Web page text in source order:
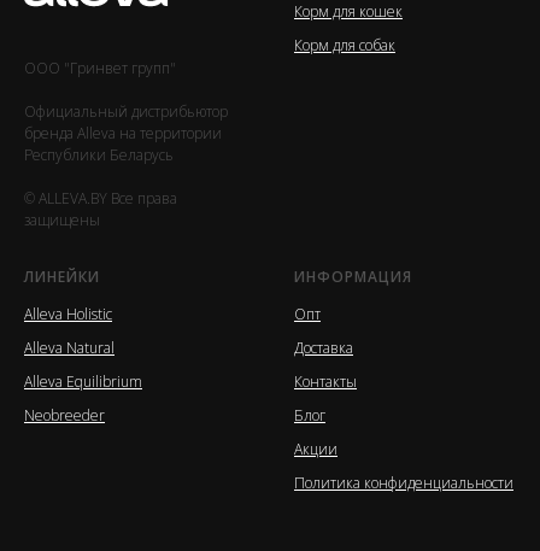
ООО "Гринвет групп"
Официальный дистрибьютор
бренда Alleva на территории
Республики Беларусь
© ALLEVA.BY Все права
защищены
Корм для кошек
Корм для собак
ЛИНЕЙКИ
Alleva Holistic
Alleva Natural
Alleva Equilibrium
Neobreeder
ИНФОРМАЦИЯ
Опт
Доставка
Контакты
Блог
Акции
Политика конфиденциальности